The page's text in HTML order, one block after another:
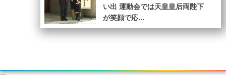
い出 運動会では天皇皇后両陛下
が笑顔で応...